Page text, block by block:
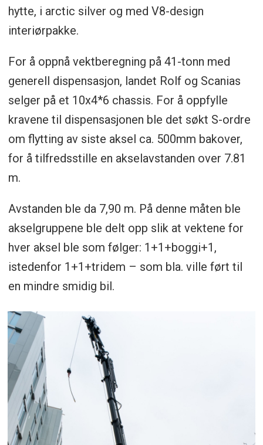
hytte, i arctic silver og med V8-design
interiørpakke.
For å oppnå vektberegning på 41-tonn med
generell dispensasjon, landet Rolf og Scanias
selger på et 10x4*6 chassis. For å oppfylle
kravene til dispensasjonen ble det søkt S-ordre
om flytting av siste aksel ca. 500mm bakover,
for å tilfredsstille en akselavstanden over 7.81
m.
Avstanden ble da 7,90 m. På denne måten ble
akselgruppene ble delt opp slik at vektene for
hver aksel ble som følger: 1+1+boggi+1,
istedenfor 1+1+tridem – som bla. ville ført til
en mindre smidig bil.